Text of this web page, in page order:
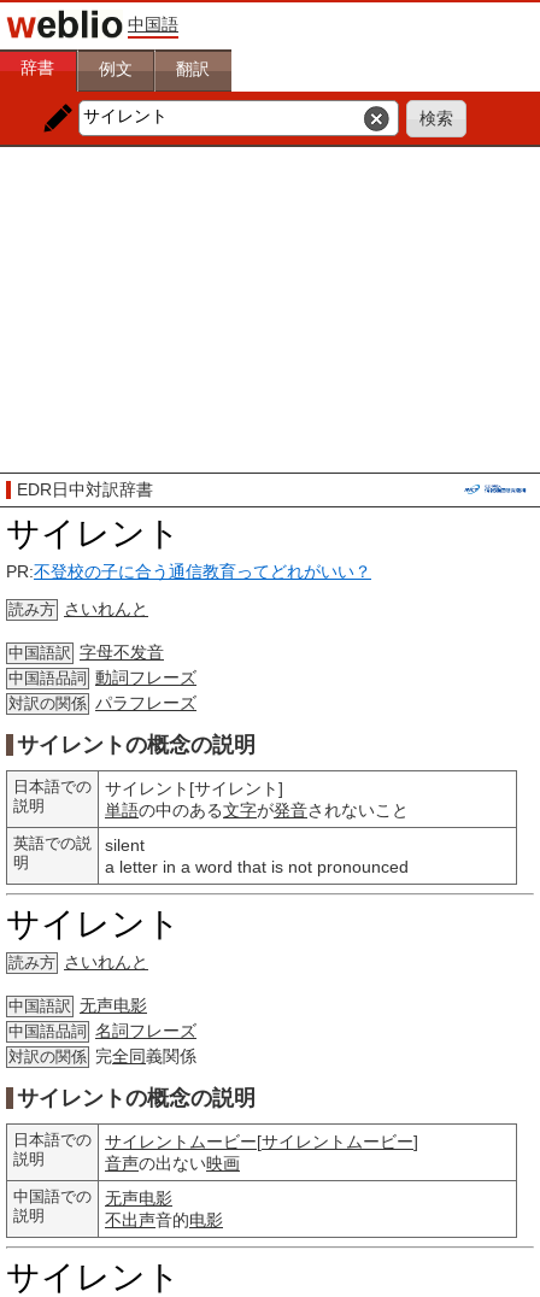
中国語
辞書 例文 翻訳
EDR日中対訳辞書
サイレント
PR:不登校の子に合う通信教育ってどれがいい？
読み方 さいれんと
中国語訳 字母不发音
中国語品詞 動詞フレーズ
対訳の関係 パラフレーズ
サイレントの概念の説明
日本語での
説明
サイレント[サイレント]
単語の中のある文字が発音されないこと
英語での説
明
silent
a letter in a word that is not pronounced
サイレント
読み方 さいれんと
中国語訳 无声电影
中国語品詞 名詞フレーズ
対訳の関係 完全同義関係
サイレントの概念の説明
日本語での
説明
サイレントムービー[サイレントムービー]
音声の出ない映画
中国語での
説明
无声电影
不出声音的电影
サイレント